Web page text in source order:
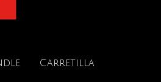
Carretilla